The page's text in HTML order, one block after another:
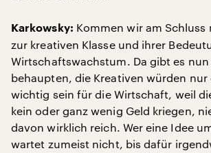
Karkowsky: Kommen wir am
zur kreativen Klasse und ihrer
Wirtschaftswachstum. Da gibt es
behaupten, die Kreativen würden nur
wichtig sein für die Wirtschaft, weil
kein oder ganz wenig Geld kriegen,
davon wirklich reich. Wer eine Idee
wartet zumeist nicht, bis dafür